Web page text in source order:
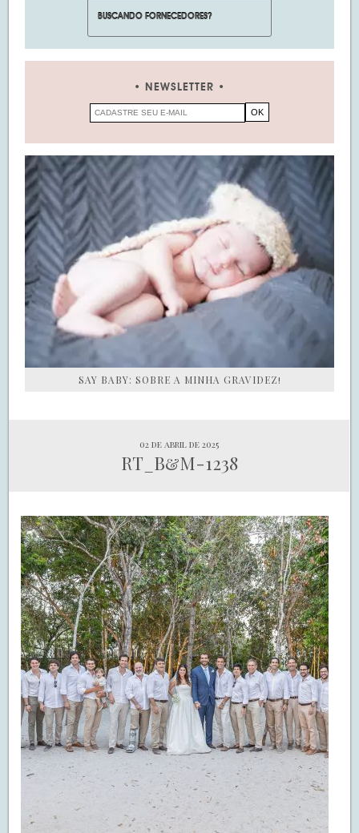
NEWSLETTER
SAY BABY: SOBRE A MINHA GRAVIDEZ!
02 de abril de 2025
RT_B&M-1238